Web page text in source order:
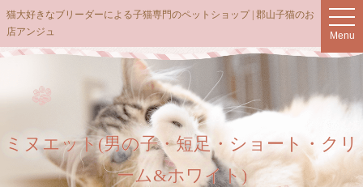
t
o
g
a
v
i
Menu
猫大好きなブリーダーによる子猫専門のペットショップ | 郡山子猫のお
店アンジュ
ミヌエット(男の子・短足・ショート・クリ
ーム&ホワイト)